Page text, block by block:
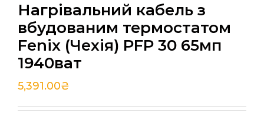
Нагрівальний кабель з
вбудованим термостатом
Fenix (Чехія) PFP 30 65мп
1940ват
5,391.00₴